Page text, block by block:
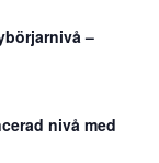
–
nivå med